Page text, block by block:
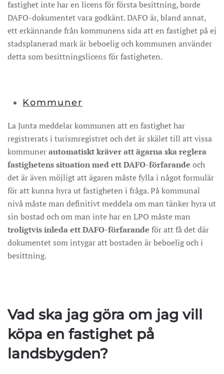
fastighet inte har en licens för första besittning, borde
DAFO-dokumentet vara godkänt. DAFO är, bland annat,
ett erkännande från kommunens sida att en fastighet på ej
stadsplanerad mark är beboelig och kommunen använder
detta som besittningslicens för fastigheten.
Kommuner
La Junta meddelar kommunen att en fastighet har
registrerats i turismregistret och det är skälet till att vissa
kommunerautomatiskt kräver att ägarna ska reglera
fastighetens situation med ett DAFO-förfarande och
det är även möjligt att ägaren måste fylla i något formulär
för att kunna hyra ut fastigheten i fråga. På kommunal
nivå måste man definitivt meddela om man tänker hyra ut
sin bostad och om man inte har en LPO måste man
troligtvis inleda ett DAFO-förfarande för att få det där
dokumentet som intygar att bostaden är beboelig och i
besittning.
Vad ska jag göra om jag vill
köpa en fastighet på
landsbygden?